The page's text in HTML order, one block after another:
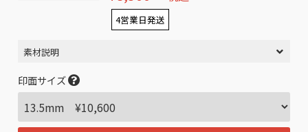
4営業日発送
素材説明
印面サイズ